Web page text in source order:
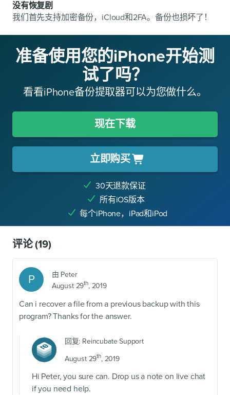
没有恢复剧
我们首先支持加密备份，iCloud和2FA。备份也损坏了！
准备使用您的iPhone开始测
试了吗？
看看iPhone备份提取器可以为您做什么。
现在下载
立即购买
30天退款保证
所有iOS版本
每个iPhone，iPad和iPod
评论(19)
P 由 Peter
August 29th, 2019
Can i recover a file from a previous backup with this
program? Thanks for the answer.
回复: Reincubate Support
August 29th, 2019
Hi Peter, you sure can. Drop us a note on live chat
if you need help.